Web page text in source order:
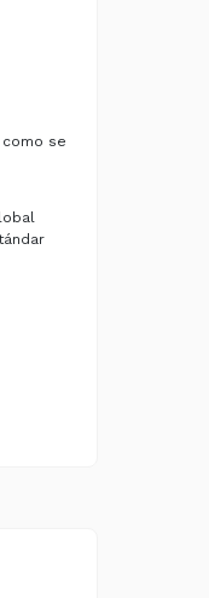
se